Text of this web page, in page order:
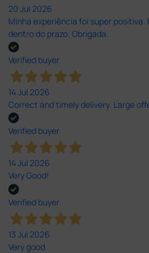
20 Jul 2026
Minha experiência foi super
dentro do prazo. Obrigada.
Verified buyer
14 Jul 2026
Correct and timely delivery. Large
Verified buyer
14 Jul 2026
Very Good!
Verified buyer
13 Jul 2026
Very good